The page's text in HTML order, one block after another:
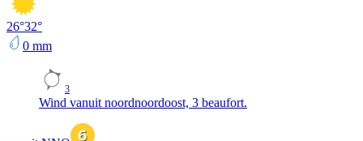
26°32°
0 mm
3
Wind vanuit noordnoordoost, 3 beaufort.